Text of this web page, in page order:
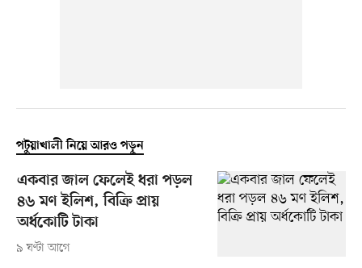
পটুয়াখালী নিয়ে আরও পড়ুন
একবার জাল ফেলেই ধরা পড়ল
৪৬ মণ ইলিশ, বিক্রি প্রায়
অর্ধকোটি টাকা
৯ ঘণ্টা আগে